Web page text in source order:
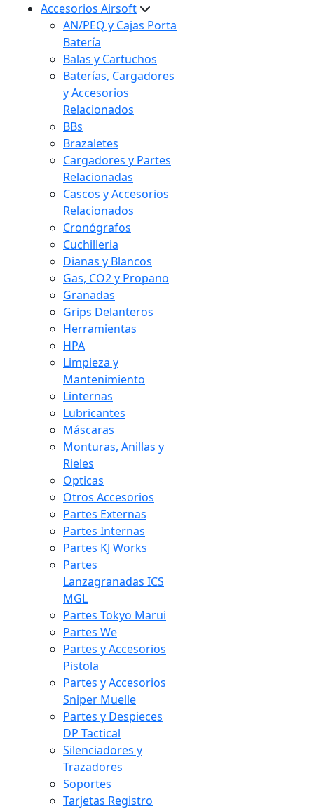
Accesorios Airsoft
AN/PEQ y Cajas Porta
Batería
Balas y Cartuchos
Baterías, Cargadores
y Accesorios
Relacionados
BBs
Brazaletes
Cargadores y Partes
Relacionadas
Cascos y Accesorios
Relacionados
Cronógrafos
Cuchilleria
Dianas y Blancos
Gas, CO2 y Propano
Granadas
Grips Delanteros
Herramientas
HPA
Limpieza y
Mantenimiento
Linternas
Lubricantes
Máscaras
Monturas, Anillas y
Rieles
Opticas
Otros Accesorios
Partes Externas
Partes Internas
Partes KJ Works
Partes
Lanzagranadas ICS
MGL
Partes Tokyo Marui
Partes We
Partes y Accesorios
Pistola
Partes y Accesorios
Sniper Muelle
Partes y Despieces
DP Tactical
Silenciadores y
Trazadores
Soportes
Tarjetas Registro